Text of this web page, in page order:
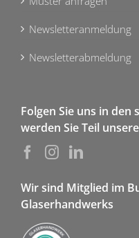
Newsletteranmeldung
Newsletterabmeldung
Folgen Sie uns in den
werden Sie Teil
Wir sind Mitglied im
Glaserhandwerks